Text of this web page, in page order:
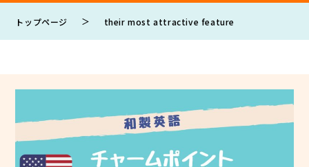
トップページ ＞ their most attractive feature